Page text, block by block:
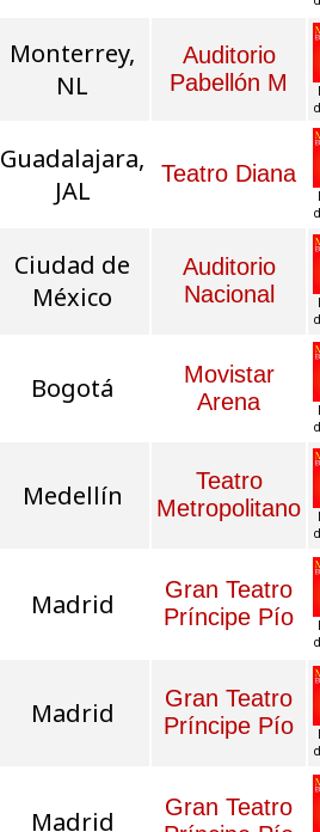
Monterrey,
NL
Auditorio
Pabellón M
Guadalajara,
JAL
Teatro Diana
Ciudad de
México
Auditorio
Nacional
Bogotá
Movistar
Arena
Medellín
Teatro
Metropolitano
Madrid
Gran Teatro
Príncipe Pío
Madrid
Gran Teatro
Príncipe Pío
Madrid
Gran Teatro